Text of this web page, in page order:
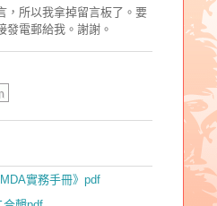
，所以我拿掉留言板了。要
發電郵給我。謝謝。
實務手冊》pdf